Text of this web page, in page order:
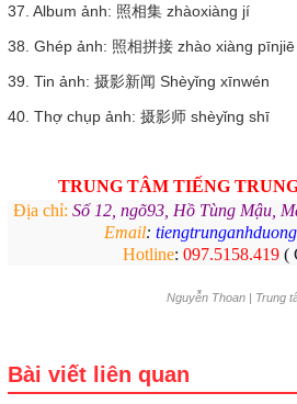
37. Album ảnh: 照相集 zhàoxiàng jí
38. Ghép ảnh: 照相拼接 zhào xiàng pīnjiē
39. Tin ảnh: 摄影新闻 Shèyǐng xīnwén
40. Thợ chụp ảnh: 摄影师 shèyǐng shī
TRUNG TÂM TIẾNG
Địa chỉ: Số 12, ngõ93, Hồ Tùng Mậu,
Email:
Hotline: 097.5158.419 (
Nguyễn Thoan | Trung
Bài viết liên quan